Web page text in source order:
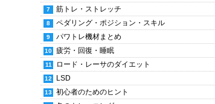
筋トレ・ストレッチ
ペダリング・ポジション・スキル
パワトレ機材まとめ
疲労・回復・睡眠
ロード・レーサのダイエット
LSD
初心者のためのヒント